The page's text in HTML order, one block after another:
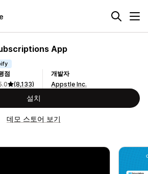
App
점
(8,133)
개발자
Appstle Inc.
설치
데모 스토어 보기